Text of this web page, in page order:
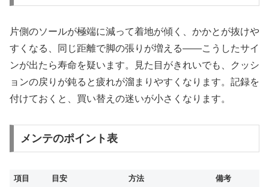
片側のソールが極端に減って着地が傾く、かかとが抜けや
すくなる、同じ距離で脚の張りが増える——こうしたサイ
ンが出たら寿命を疑います。見た目がきれいでも、クッシ
ョンの戻りが鈍ると疲れが溜まりやすくなります。記録を
付けておくと、買い替えの迷いが小さくなります。
メンテのポイント表
項目 目安 方法
備考